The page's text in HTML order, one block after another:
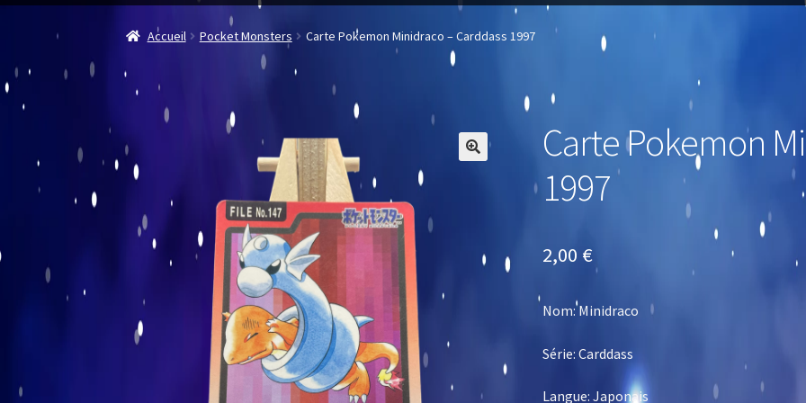
Accueil Pocket Monsters Carte Pokemon Minidraco – Carddass 1997
Carte Pokemon
1997
2,00 €
Nom: Minidraco
Série: Carddass
Langue: Japonais